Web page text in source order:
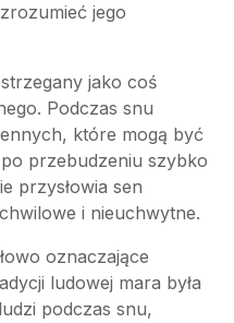
jego
jako coś
Podczas snu
które mogą być
przebudzeniu szybko
przysłowia sen
i nieuchwytne.
oznaczające
ludowej mara była
podczas snu,